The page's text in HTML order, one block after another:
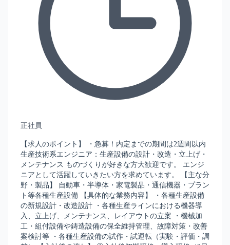
正社員
【求人のポイント】 ・急募！内定までの期間は2週間以内
生産技術系エンジニア：生産設備の設計・改造・立上げ・
メンテナンス ものづくりが好きな方大歓迎です。 エンジ
ニアとして活躍していきたい方を求めています。 【主な分
野・製品】 自動車・半導体・家電製品・通信機器・プラン
ト等各種生産設備 【具体的な業務内容】 ・各種生産設備
の新規設計・改造設計 ・各種生産ラインにおける機器導
入、立上げ、メンテナンス、レイアウトの立案 ・機械加
工・組付設備や鋳造設備の保全維持管理、故障対策・改善
案検討等 ・各種生産設備の試作・試運転（実験・評価・調